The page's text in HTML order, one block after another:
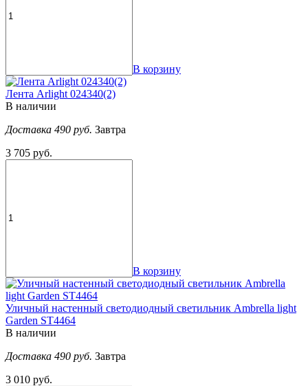
В корзину
Лента Arlight 024340(2)
В наличии
Доставка 490 руб. Завтра
3 705 руб.
В корзину
Уличный настенный светодиодный светильник Ambrella light
Garden ST4464
В наличии
Доставка 490 руб. Завтра
3 010 руб.